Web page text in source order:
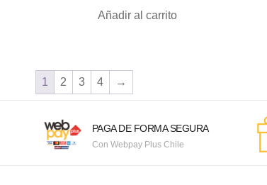
Añadir al carrito
1 2 3 4 →
PAGA DE FORMA SEGURA
Con Webpay Plus Chile